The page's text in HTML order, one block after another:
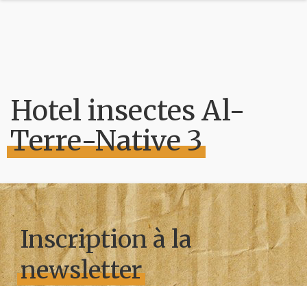
Hotel insectes Al-
Terre-Native 3
Inscription à la
newsletter